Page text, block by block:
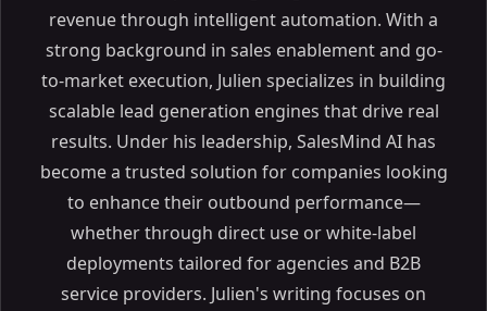
revenue through intelligent automation. With a
strong background in sales enablement and go-
to-market execution, Julien specializes in building
scalable lead generation engines that drive real
results. Under his leadership, SalesMind AI has
become a trusted solution for companies looking
to enhance their outbound performance—
whether through direct use or white-label
deployments tailored for agencies and B2B
service providers. Julien's writing focuses on